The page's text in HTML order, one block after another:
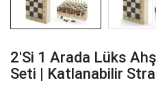
2'si 1 Arada Lüks
Seti | Katlanabilir